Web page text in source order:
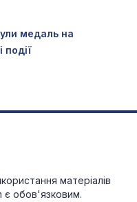
медаль на
події
матеріалів
є обов'язковим.